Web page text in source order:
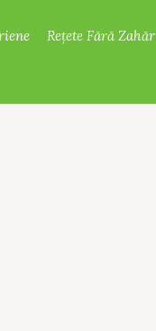
Rețete Fără Zahăr